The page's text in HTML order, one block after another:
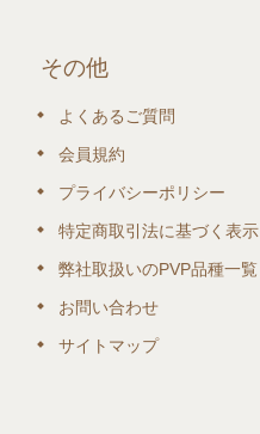
その他
よくあるご質問
会員規約
プライバシーポリシー
特定商取引法に基づく表示
弊社取扱いのPVP品種一覧
お問い合わせ
サイトマップ